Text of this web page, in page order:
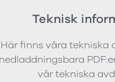
Teknisk
Här finns våra tekniska
vår tekniska